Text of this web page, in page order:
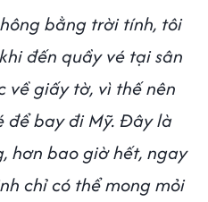
bằng trời tính, tôi
đến quầy vé tại sân
về giấy tờ, vì thế nên
để bay đi Mỹ. Đây là
hơn bao giờ hết, ngay
chỉ có thể mong mỏi